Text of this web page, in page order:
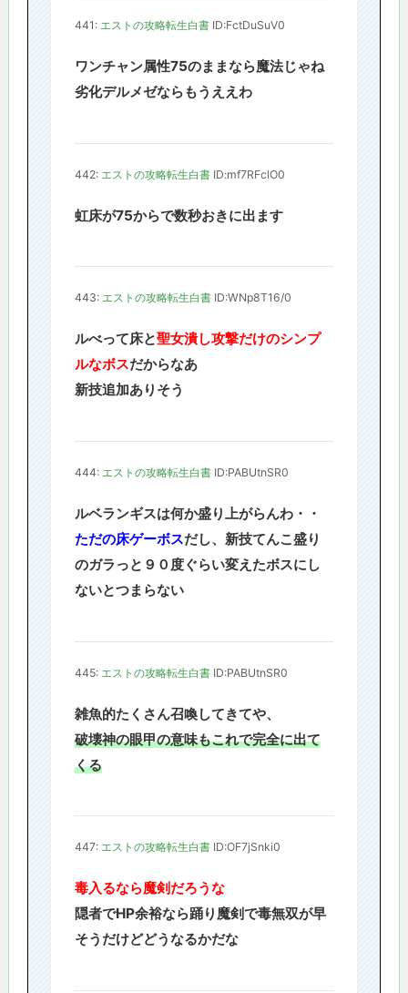
441: エストの攻略転生白書 ID:FctDuSuV0
ワンチャン属性75のままなら魔法じゃね
劣化デルメゼならもうええわ
442: エストの攻略転生白書 ID:mf7RFclO0
虹床が75からで数秒おきに出ます
443: エストの攻略転生白書 ID:WNp8T16/0
ルべって床と聖女潰し攻撃だけのシンプ
ルなボスだからなあ
新技追加ありそう
444: エストの攻略転生白書 ID:PABUtnSR0
ルベランギスは何か盛り上がらんわ・・
ただの床ゲーボスだし、新技てんこ盛り
のガラっと９０度ぐらい変えたボスにし
ないとつまらない
445: エストの攻略転生白書 ID:PABUtnSR0
雑魚的たくさん召喚してきてや、
破壊神の眼甲の意味もこれで完全に出て
くる
447: エストの攻略転生白書 ID:OF7jSnki0
毒入るなら魔剣だろうな
隠者でHP余裕なら踊り魔剣で毒無双が早
そうだけどどうなるかだな